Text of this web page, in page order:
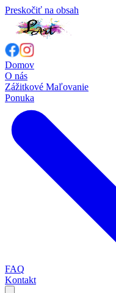
Preskočiť na obsah
Domov
O nás
Zážitkové Maľovanie
Ponuka
FAQ
Kontakt